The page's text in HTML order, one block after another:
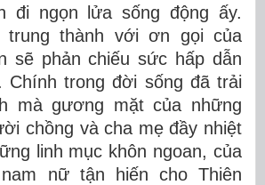
đi ngọn lửa sống động ấy.
trung thành với ơn gọi của
sẽ phản chiếu sức hấp dẫn
Chính trong đời sống đã trải
mà gương mặt của những
chồng và cha mẹ đầy nhiệt
linh mục khôn ngoan, của
nữ tận hiến cho Thiên